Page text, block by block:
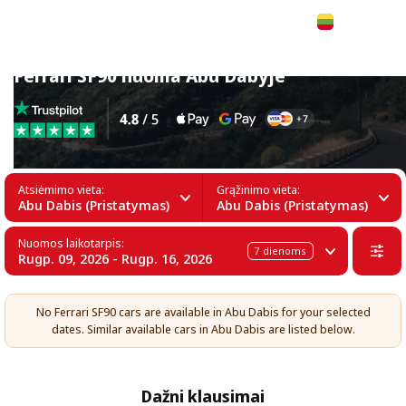
Ferrari SF90 nuoma Abu Dabyje
Atsiėmimo vieta:
Abu Dabis (Pristatymas)
Grąžinimo vieta:
Abu Dabis (Pristatymas)
Nuomos laikotarpis:
Rugp. 09, 2026 - Rugp. 16, 2026 7 dienoms
No Ferrari SF90 cars are available in Abu Dabis for your selected
dates. Similar available cars in Abu Dabis are listed below.
Dažni klausimai